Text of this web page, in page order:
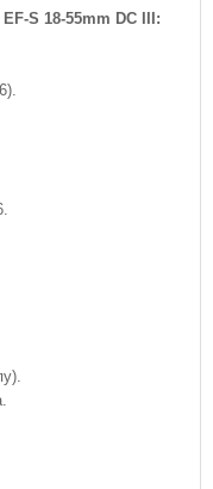
S 18-55mm DC III: